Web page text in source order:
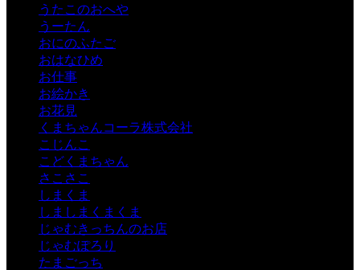
うたこのおへや
うーたん
おにのふたご
おはなひめ
お仕事
お絵かき
お花見
くまちゃんコーラ株式会社
こじんこ
こどくまちゃん
さこさこ
しまくま
しましまくまくま
じゃむきっちんのお店
じゃむぽろり
たまごっち